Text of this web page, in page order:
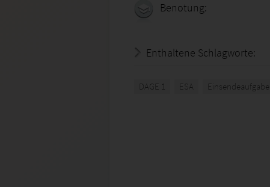
Benotung:
Enthaltene Schlagworte:
DAGE 1 ESA Einsendeaufgabe